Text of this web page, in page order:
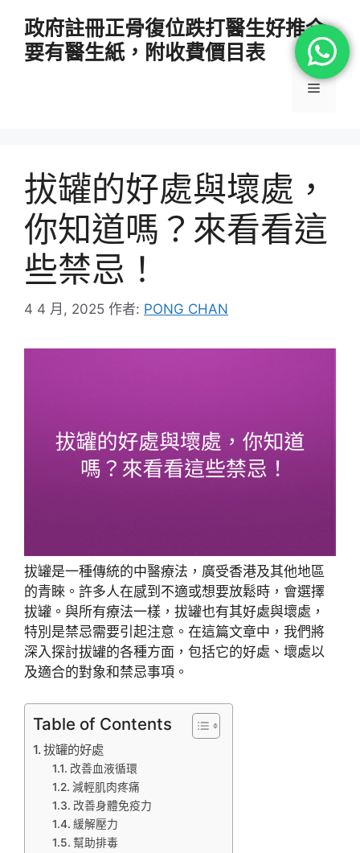
政府註冊正骨復位跌打醫生好推介
要有醫生紙，附收費價目表
選
拔罐的好處與壞處，
你知道嗎？來看看這
些禁忌！
4 4 月, 2025 作者: PONG CHAN
拔罐是一種傳統的中醫療法，廣受香港及其他地區
的青睞。許多人在感到不適或想要放鬆時，會選擇
拔罐。與所有療法一樣，拔罐也有其好處與壞處，
特別是禁忌需要引起注意。在這篇文章中，我們將
深入探討拔罐的各種方面，包括它的好處、壞處以
及適合的對象和禁忌事項。
Table of Contents
拔罐的好處
改善血液循環
減輕肌肉疼痛
改善身體免疫力
緩解壓力
幫助排毒